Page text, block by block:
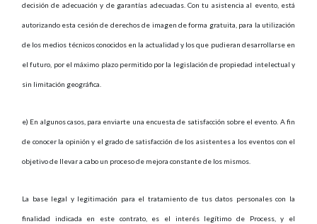
decisión de adecuación y de garantías adecuadas. Con tu asistencia al evento, está
autorizando esta cesión de derechos de imagen de forma gratuita, para la utilización
de los medios técnicos conocidos en la actualidad y los que pudieran desarrollarse en
el futuro, por el máximo plazo permitido por la legislación de propiedad intelectual y
sin limitación geográfica.
e) En algunos casos, para enviarte una encuesta de satisfacción sobre el evento. A fin
de conocer la opinión y el grado de satisfacción de los asistentes a los eventos con el
objetivo de llevar a cabo un proceso de mejora constante de los mismos.
La base legal y legitimación para el tratamiento de tus datos personales con la
finalidad indicada en este contrato, es el interés legítimo de Process, y el